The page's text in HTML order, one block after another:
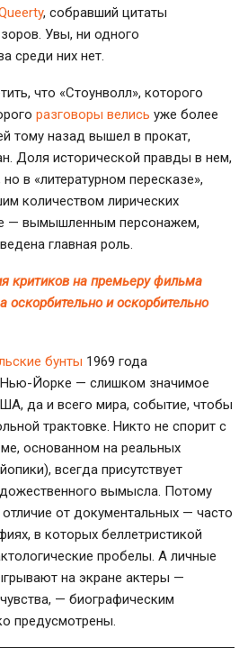
, собравший цитаты
Увы, ни одного
среди них нет.
что «Стоунволл», которого
разговоры велись уже более
тому назад вышел в прокат,
Доля исторической правды в нем,
но в «литературном пересказе»,
количеством лирических
— вымышленным персонажем,
главная роль.
критиков на премьеру фильма
оскорбительно и оскорбительно
бунты 1969 года
Нью-Йорке — слишком значимое
да и всего мира, событие, чтобы
трактовке. Никто не спорит с
основанном на реальных
всегда присутствует
вымысла. Потому
от документальных — часто
в которых беллетристикой
пробелы. А личные
на экране актеры —
— биографическим
предусмотрены.